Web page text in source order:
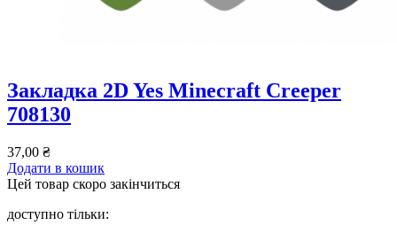
Закладка 2D Yes Minecraft Creeper
708130
37,00 ₴
Додати в кошик
Цей товар скоро закінчиться
доступно тільки: